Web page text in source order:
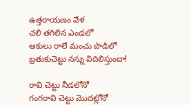
ఉత్తరాయణం వేళ
చలి తగిలిన ఎండలో
ఆకులు రాలే మంచు పొడిలో
బ్రతుకుచెట్టు నన్ను విదిలిస్తుందా!
రావి చెట్టు నీడలోనో
గంగరావి చెట్టు మొదట్లోనో